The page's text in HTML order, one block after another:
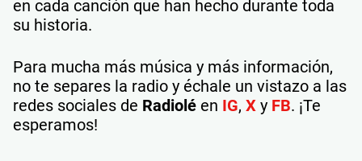
en cada canción que han hecho durante toda
su historia.
Para mucha más música y más información,
no te separes la radio y échale un vistazo a las
redes sociales de Radiolé en IG, X y FB. ¡Te
esperamos!